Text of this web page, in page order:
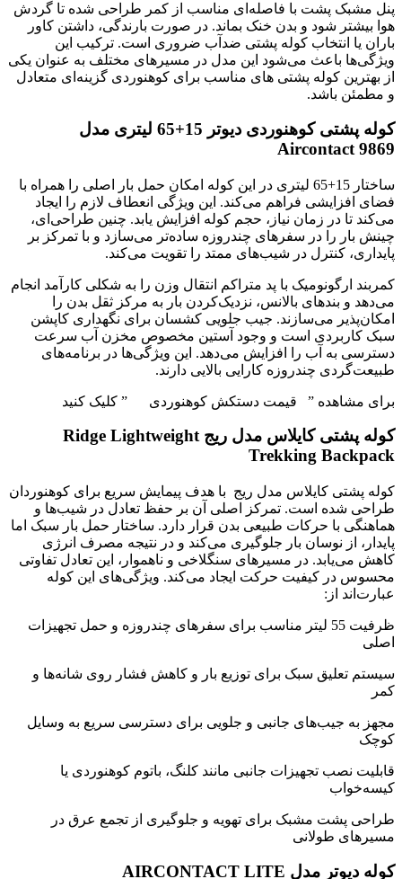
پنل مشبک پشت با فاصله‌ای مناسب از کمر طراحی شده تا گردش
هوا بیشتر شود و بدن خنک بماند. در صورت بارندگی، داشتن کاور
باران یا انتخاب کوله پشتی ضدآب ضروری است. ترکیب این
ویژگی‌ها باعث می‌شود این مدل در مسیرهای مختلف به عنوان یکی
از بهترین کوله پشتی های مناسب برای کوهنوردی گزینه‌ای متعادل
و مطمئن باشد.
کوله پشتی کوهنوردی دیوتر 15+65 لیتری مدل
Aircontact 9869
ساختار 15+65 لیتری در این کوله امکان حمل بار اصلی را همراه با
فضای افزایشی فراهم می‌کند. این ویژگی انعطاف لازم را ایجاد
می‌کند تا در زمان نیاز، حجم کوله افزایش یابد. چنین طراحی‌ای،
چینش بار را در سفرهای چندروزه ساده‌تر می‌سازد و با تمرکز بر
پایداری، کنترل در شیب‌های ممتد را تقویت می‌کند.
کمربند ارگونومیک با پد متراکم انتقال وزن را به شکلی کارآمد انجام
می‌دهد و بندهای بالانس، نزدیک‌کردن بار به مرکز ثقل بدن را
امکان‌پذیر می‌سازند. جیب جلویی کشسان برای نگهداری کاپشن
سبک کاربردی است و وجود آستین مخصوص مخزن آب سرعت
دسترسی به آب را افزایش می‌دهد. این ویژگی‌ها در برنامه‌های
طبیعت‌گردی چندروزه کارایی بالایی دارند.
برای مشاهده ” قیمت دستکش کوهنوردی ” کلیک کنید
کوله پشتی کایلاس مدل ریج Ridge Lightweight
Trekking Backpack
کوله پشتی کایلاس مدل ریج با هدف پیمایش سریع برای کوهنوردان
طراحی شده است. تمرکز اصلی آن بر حفظ تعادل در شیب‌ها و
هماهنگی با حرکات طبیعی بدن قرار دارد. ساختار حمل بار سبک اما
پایدار، از نوسان بار جلوگیری می‌کند و در نتیجه مصرف انرژی
کاهش می‌یابد. در مسیرهای سنگلاخی و ناهموار، این تعادل تفاوتی
محسوس در کیفیت حرکت ایجاد می‌کند. ویژگی‌های این کوله
عبارت‌اند از:
ظرفیت 55 لیتر مناسب برای سفرهای چندروزه و حمل تجهیزات
اصلی
سیستم تعلیق سبک برای توزیع بار و کاهش فشار روی شانه‌ها و
کمر
مجهز به جیب‌های جانبی و جلویی برای دسترسی سریع به وسایل
کوچک
قابلیت نصب تجهیزات جانبی مانند کلنگ، باتوم کوهنوردی یا
کیسه‌خواب
طراحی پشت مشبک برای تهویه و جلوگیری از تجمع عرق در
مسیرهای طولانی
کوله دیوتر مدل AIRCONTACT LITE